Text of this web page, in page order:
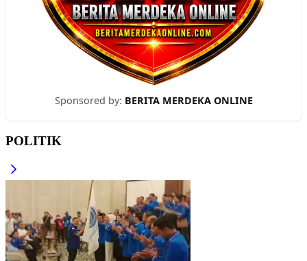
Sponsored by: BERITA MERDEKA ONLINE
POLITIK